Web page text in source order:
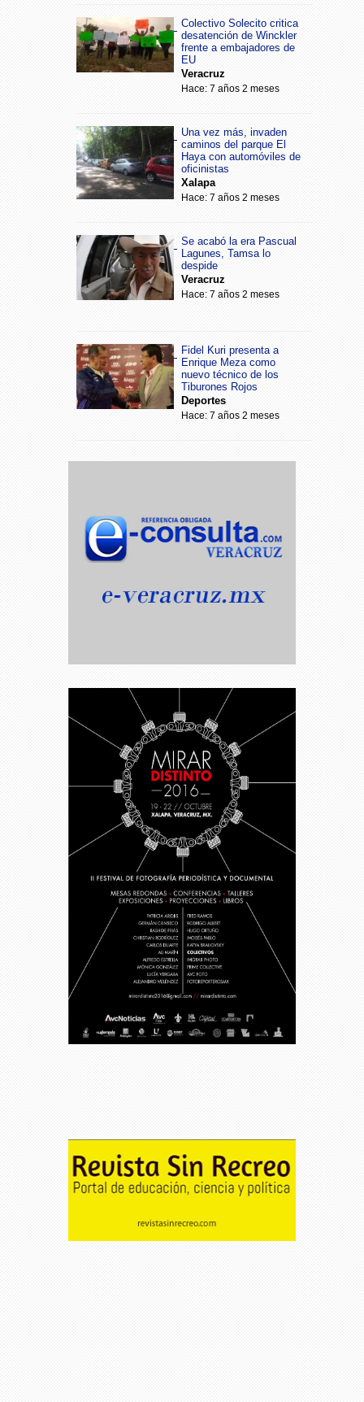
Colectivo Solecito critica
desatención de Winckler
frente a embajadores de
EU
Veracruz
Hace: 7 años 2 meses
Una vez más, invaden
caminos del parque El
Haya con automóviles de
oficinistas
Xalapa
Hace: 7 años 2 meses
Se acabó la era Pascual
Lagunes, Tamsa lo
despide
Veracruz
Hace: 7 años 2 meses
Fidel Kuri presenta a
Enrique Meza como
nuevo técnico de los
Tiburones Rojos
Deportes
Hace: 7 años 2 meses